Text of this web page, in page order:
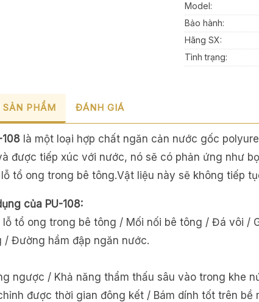
Model:
Bảo hành:
Hãng SX:
Tình trạng:
PHẨM ĐÁNH GIÁ
108là một loại hợp chất ngăn cản nước gốc
được tiếp xúc với nước, nó sẽ có phản ứng như
tổ ong trong bê tông.Vật liệu này sẽ không tiếp
của PU-108:
lỗ tổ ong trong bê tông / Mối nối bê tông / Đá vôi /
/ Đường hầm đập ngăn nước.
ngược / Khả năng thẩm thấu sâu vào trong khe
được thời gian đông kết / Bám dính tốt trên